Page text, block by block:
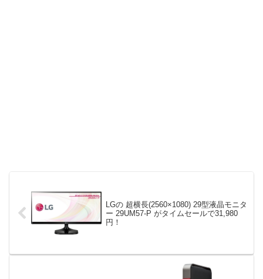
LGの 超横長(2560×1080) 29型液晶モニタ
ー 29UM57-P がタイムセールで31,980
円！